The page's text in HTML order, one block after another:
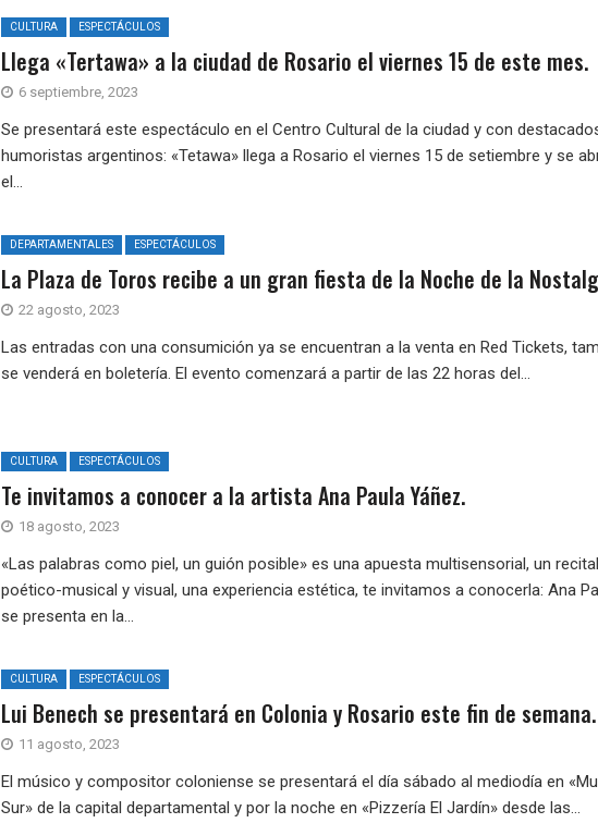
CULTURA ESPECTÁCULOS
Llega «Tertawa» a la ciudad de Rosario el viernes 15 de este mes.
6 septiembre, 2023
Se presentará este espectáculo en el Centro Cultural de la ciudad y con
humoristas argentinos: «Tetawa» llega a Rosario el viernes 15 de setiembre y se
el...
DEPARTAMENTALES ESPECTÁCULOS
La Plaza de Toros recibe a un gran fiesta de la Noche de la
22 agosto, 2023
Las entradas con una consumición ya se encuentran a la venta en Red Tickets,
se venderá en boletería. El evento comenzará a partir de las 22 horas del...
CULTURA ESPECTÁCULOS
Te invitamos a conocer a la artista Ana Paula Yáñez.
18 agosto, 2023
«Las palabras como piel, un guión posible» es una apuesta multisensorial, un recital
poético-musical y visual, una experiencia estética, te invitamos a conocerla: Ana
se presenta en la...
CULTURA ESPECTÁCULOS
Lui Benech se presentará en Colonia y Rosario este fin de semana.
11 agosto, 2023
El músico y compositor coloniense se presentará el día sábado al mediodía en
Sur» de la capital departamental y por la noche en «Pizzería El Jardín» desde las...